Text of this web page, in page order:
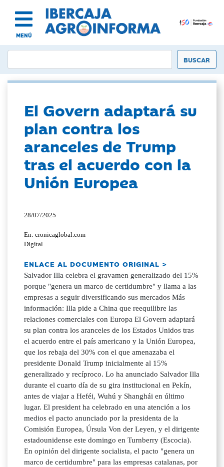
MENÚ
El Govern adaptará su
plan contra los
aranceles de Trump
tras el acuerdo con la
Unión Europea
28/07/2025
En: cronicaglobal.com
Digital
ENLACE AL DOCUMENTO ORIGINAL >
Salvador Illa celebra el gravamen generalizado del 15%
porque "genera un marco de certidumbre" y llama a las
empresas a seguir diversificando sus mercados Más
información: Illa pide a China que reequilibre las
relaciones comerciales con Europa El Govern adaptará
su plan contra los aranceles de los Estados Unidos tras
el acuerdo entre el país americano y la Unión Europea,
que los rebaja del 30% con el que amenazaba el
presidente Donald Trump inicialmente al 15%
generalizado y recíproco. Lo ha anunciado Salvador Illa
durante el cuarto día de su gira institucional en Pekín,
antes de viajar a Heféi, Wuhú y Shanghái en último
lugar. El president ha celebrado en una atención a los
medios el pacto anunciado por la presidenta de la
Comisión Europea, Úrsula Von der Leyen, y el dirigente
estadounidense este domingo en Turnberry (Escocia).
En opinión del dirigente socialista, el pacto "genera un
marco de certidumbre" para las empresas catalanas, por